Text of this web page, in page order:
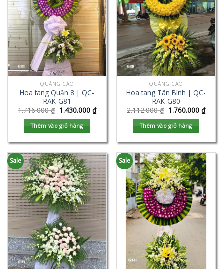
QUẢNG CÁO
Hoa tang Quận 8 | QC-
RAK-G81
1.716.000₫ 1.430.000 ₫
Thêm vào giỏ hàng
QUẢNG CÁO
Hoa tang Tân Bình | QC-
RAK-G80
2.112.000₫ 1.760.000 ₫
Thêm vào giỏ hàng
Sale Sale